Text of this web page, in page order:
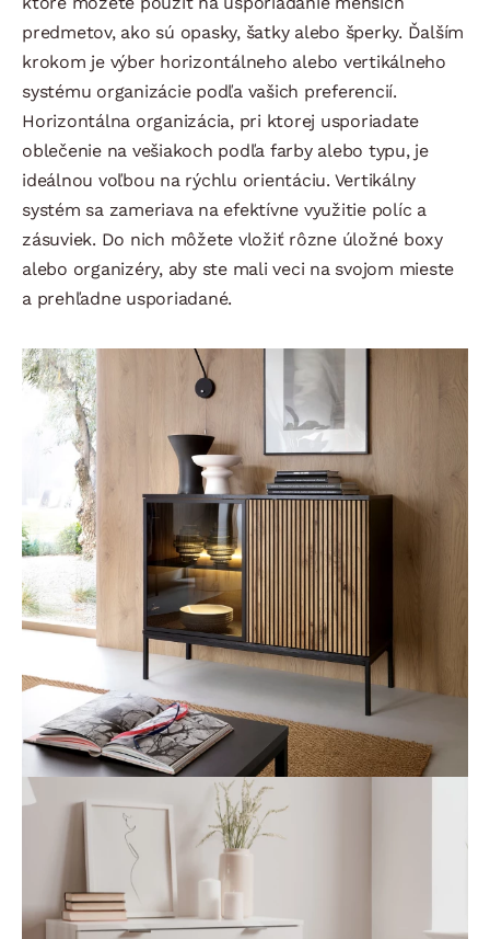
predmetov, ako sú opasky, šatky alebo šperky. Ďalším
krokom je výber horizontálneho alebo vertikálneho
systému organizácie podľa vašich preferencií.
Horizontálna organizácia, pri ktorej usporiadate
oblečenie na vešiakoch podľa farby alebo typu, je
ideálnou voľbou na rýchlu orientáciu. Vertikálny
systém sa zameriava na efektívne využitie políc a
zásuviek. Do nich môžete vložiť rôzne úložné boxy
alebo organizéry, aby ste mali veci na svojom mieste
a prehľadne usporiadané.